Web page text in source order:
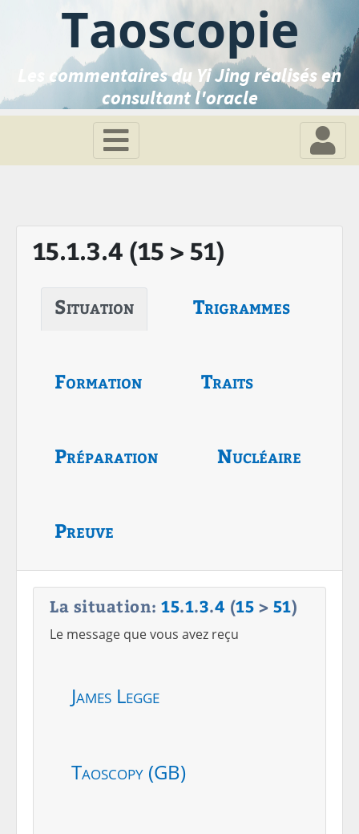
Taoscopie
Les commentaires du Yi Jing réalisés en
consultant l'oracle
15.1.3.4 (15 > 51)
Situation Trigrammes
Formation Traits
Préparation Nucléaire
Preuve
La situation: 15.1.3.4 (15 > 51)
Le message que vous avez reçu
James Legge
Taoscopy (GB)